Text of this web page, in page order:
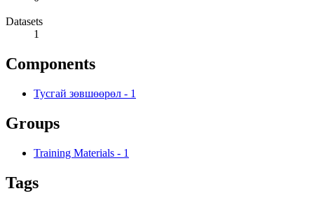
Datasets
1
Components
Тусгай зөвшөөрөл - 1
Groups
Training Materials - 1
Tags